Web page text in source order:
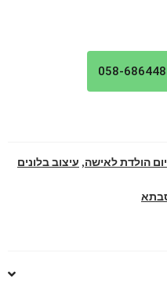
יום הולדת לאישה, עיצוב בלונים